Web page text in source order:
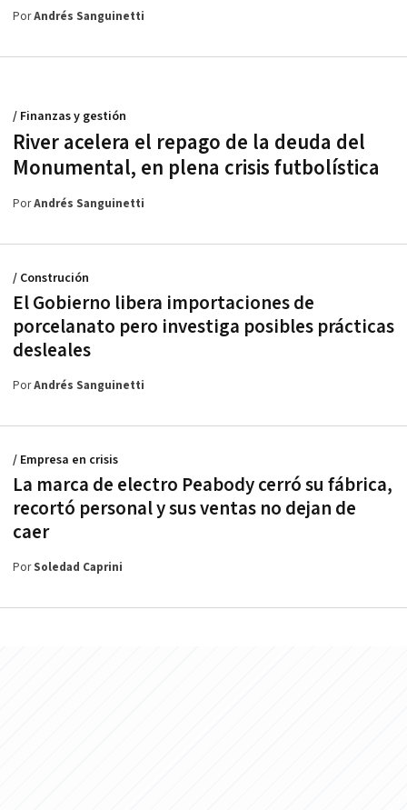
PorAndrés Sanguinetti
River acelera el repago de la deuda del
Monumental, en plena crisis futbolística
/ Finanzas y gestión
PorAndrés Sanguinetti
El Gobierno libera importaciones de
porcelanato pero investiga posibles prácticas
desleales
/ Construción
PorAndrés Sanguinetti
La marca de electro Peabody cerró su fábrica,
recortó personal y sus ventas no dejan de
caer
/ Empresa en crisis
PorSoledad Caprini